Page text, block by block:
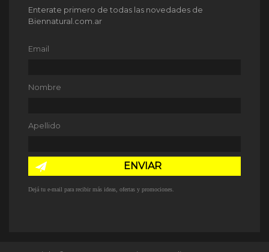
Enterate primero de todas las novedades de
Biennatural.com.ar
Email
Nombre
Apellido
ENVIAR
Dejá tu e-mail para recibir más ideas, ofertas y promociones.